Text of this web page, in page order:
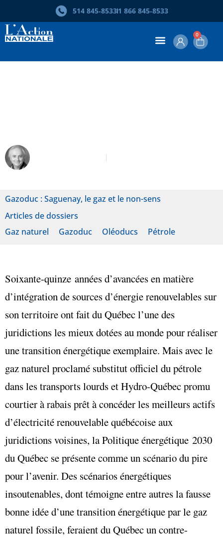
514 845‑85331 866 845‑8533
0
Gazoduc : Saguenay, le gaz et le non-sens
Articles de dossiers
Gaz naturel
Gazoduc Oléoducs Pétrole
Soixante-quinze années d’avancées en matière
d’intégration de sources d’énergie renouvelables sur
son territoire ont fait du Québec l’une des
juridictions les mieux dotées au monde pour réaliser
une transition énergétique exemplaire. Mais avec le
gaz naturel proclamé substitut officiel du pétrole
dans les transports lourds et Hydro-Québec promu
courtier à rabais prêt à concéder les meilleurs actifs
d’électricité renouvelable québécoise aux
juridictions voisines, la Politique énergétique 2030
du Québec se présente comme un scénario du pire
pour l’avenir. Des scénarios énergétiques
insoutenables, dont témoigne entre autres la fausse
bonne idée d’une transition énergétique par le gaz
naturel fossile, feraient du Québec un contre-